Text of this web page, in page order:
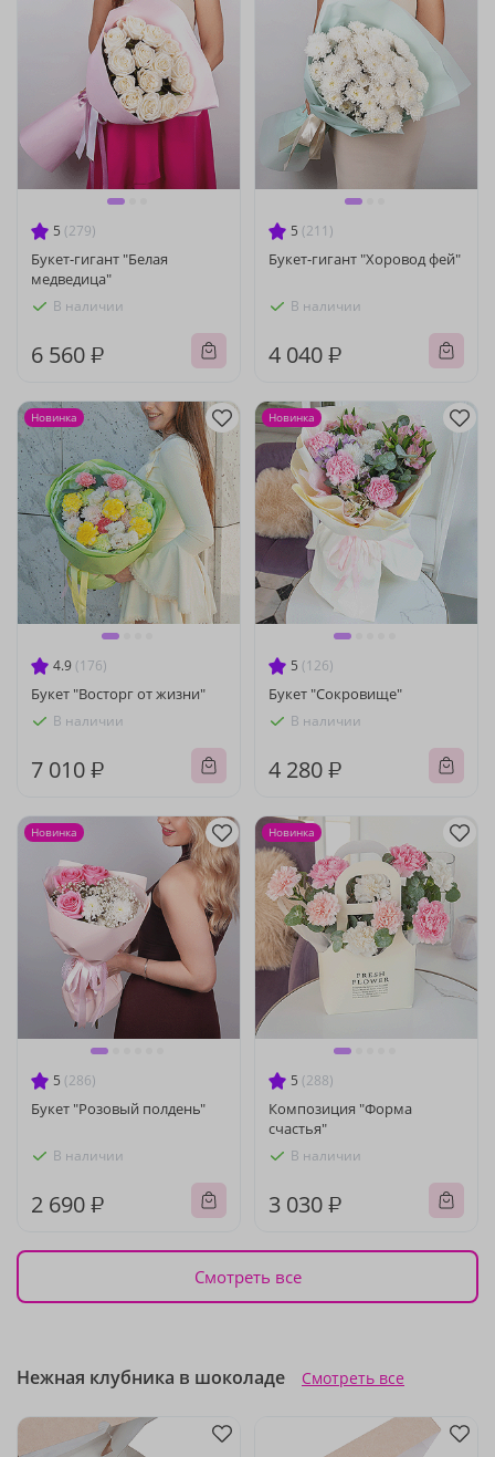
5 (279)
Букет-гигант "Белая
медведица"
В наличии
6 560 ₽
5 (211)
Букет-гигант "Хоровод фей"
В наличии
4 040 ₽
4.9 (176)
Букет "Восторг от жизни"
В наличии
7 010 ₽
Новинка
5 (126)
Букет "Сокровище"
В наличии
4 280 ₽
Новинка
5 (286)
Букет "Розовый полдень"
В наличии
2 690 ₽
Новинка
5 (288)
Композиция "Форма
счастья"
В наличии
3 030 ₽
Новинка
Смотреть все
Нежная клубника в шоколаде Смотреть все